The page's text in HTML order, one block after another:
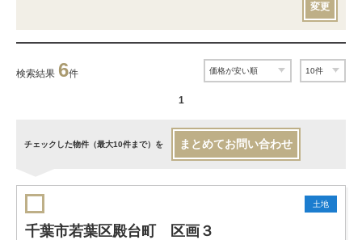
変更
検索結果 6件
1
チェックした物件（最大10件まで）を まとめてお問い合わせ
土地
千葉市若葉区殿台町 区画３